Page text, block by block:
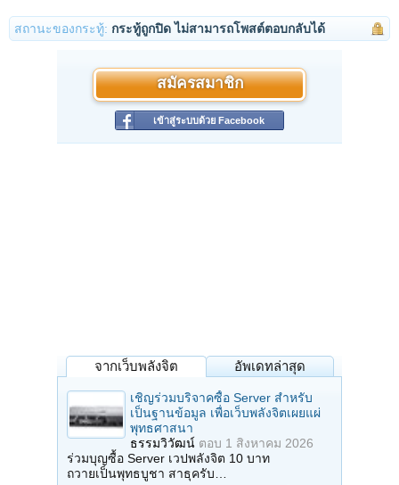
สถานะของกระทู้: กระทู้ถูกปิด ไม่สามารถโพสต์ตอบกลับได้
สมัครสมาชิก
เข้าสู่ระบบด้วย Facebook
จากเว็บพลังจิต อัพเดทล่าสุด
เชิญร่วมบริจาคซื้อ Server สำหรับ
เป็นฐานข้อมูล เพื่อเว็บพลังจิตเผยแผ่
พุทธศาสนา
ธรรมวิวัฒน์ ตอบ 1 สิงหาคม 2026
ร่วมบุญซื้อ Server เวปพลังจิต 10 บาท
ถวายเป็นพุทธบูชา สาธุครับ…